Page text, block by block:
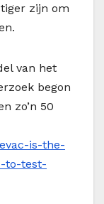
zijn om
van het
begon
zo’n 50
is-the-
to-test-